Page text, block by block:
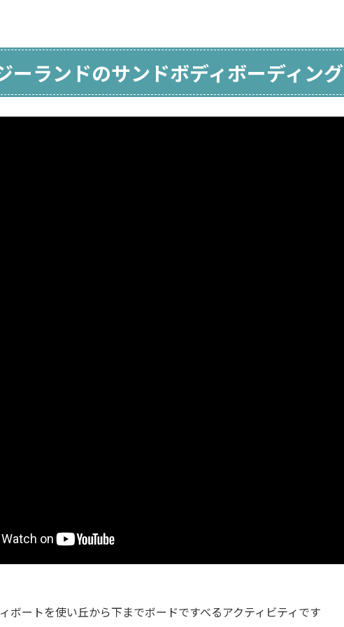
ーランドのサンドボディボーディング
ボートを使い丘から下までボードですべるアクティビティです